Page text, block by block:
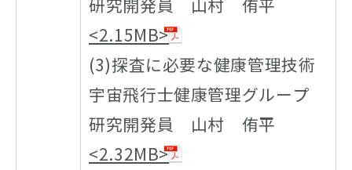
<2.15MB>
(3)探査に必要な健康管理技術
宇宙飛行士健康管理グループ
研究開発員 山村 侑平
<2.32MB>